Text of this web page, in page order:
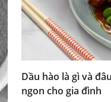
Dầu hào là gì và
ngon cho gia đình